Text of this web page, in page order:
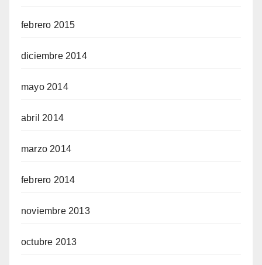
febrero 2015
diciembre 2014
mayo 2014
abril 2014
marzo 2014
febrero 2014
noviembre 2013
octubre 2013